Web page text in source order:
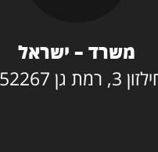
משרד – ישראל
גן 5252267